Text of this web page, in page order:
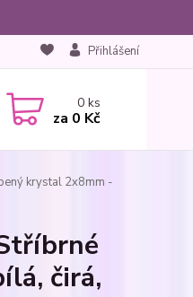
Přihlášení
0ks
za 0 Kč
krystal 2x8mm -
čirá,